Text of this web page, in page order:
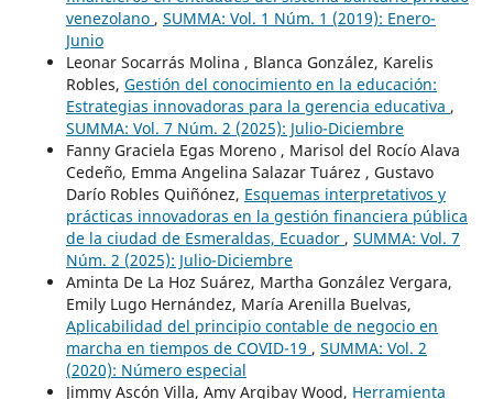
venezolano , SUMMA: Vol. 1 Núm. 1 (2019): Enero-
Junio
Leonar Socarrás Molina , Blanca González, Karelis
Robles, Gestión del conocimiento en la educación:
Estrategias innovadoras para la gerencia educativa ,
SUMMA: Vol. 7 Núm. 2 (2025): Julio-Diciembre
Fanny Graciela Egas Moreno , Marisol del Rocío Alava
Cedeño, Emma Angelina Salazar Tuárez , Gustavo
Darío Robles Quiñónez, Esquemas interpretativos y
prácticas innovadoras en la gestión financiera pública
de la ciudad de Esmeraldas, Ecuador , SUMMA: Vol. 7
Núm. 2 (2025): Julio-Diciembre
Aminta De La Hoz Suárez, Martha González Vergara,
Emily Lugo Hernández, María Arenilla Buelvas,
Aplicabilidad del principio contable de negocio en
marcha en tiempos de COVID-19 , SUMMA: Vol. 2
(2020): Número especial
Jimmy Ascón Villa, Amy Argibay Wood, Herramienta